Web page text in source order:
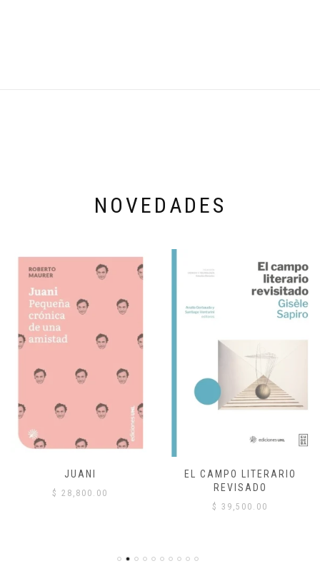
NOVEDADES
JUANI
$ 28,800.00
EL CAMPO LITERARIO
REVISADO
$ 39,500.00